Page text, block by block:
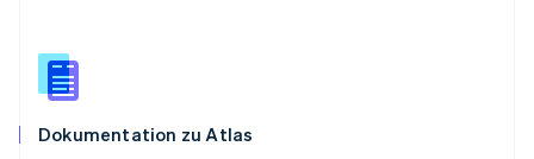
Dokumentation zu Atlas
English
Spanien
Thailand